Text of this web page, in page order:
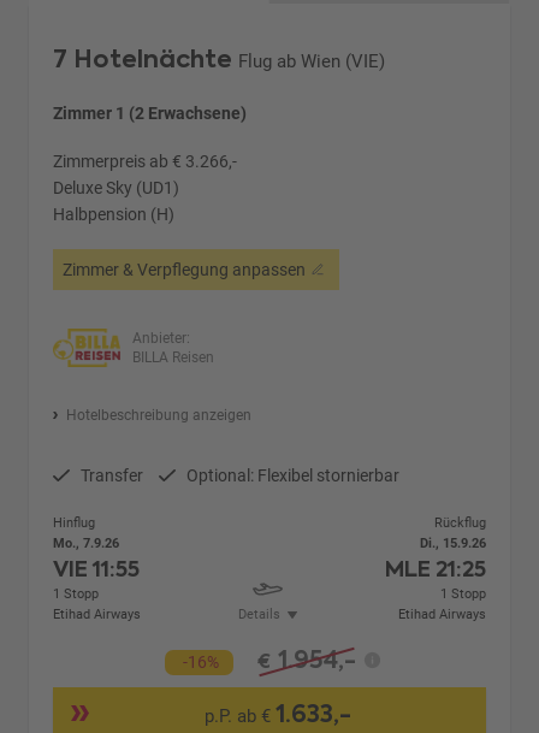
7 Hotelnächte Flug ab Wien (VIE)
Zimmer 1 (2 Erwachsene)
Zimmerpreis ab € 3.266,-
Deluxe Sky (UD1)
Halbpension (H)
Zimmer & Verpflegung anpassen
Anbieter:
BILLA Reisen
Hotelbeschreibung anzeigen
Transfer Optional: Flexibel stornierbar
Hinflug
Mo., 7.9.26
VIE11:55
1 Stopp
Etihad Airways
Details
Rückflug
Di., 15.9.26
MLE 21:25
1 Stopp
Etihad Airways
-16% € 1.954,-
p.P. ab €1.633,-